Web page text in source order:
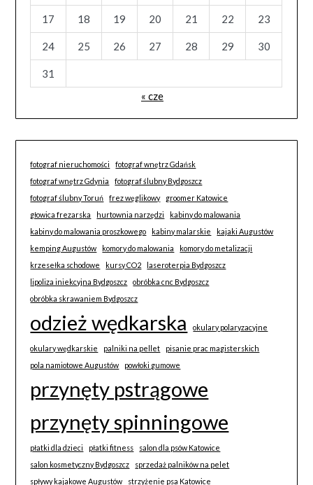
17 18 19 20 21 22 23
24 25 26 27 28 29 30
31
« cze
fotograf nieruchomości
fotograf wnętrz Gdańsk
fotograf wnętrz Gdynia
fotograf ślubny Bydgoszcz
fotograf ślubny Toruń
frez węglikowy
groomer Katowice
głowica frezarska
hurtownia narzędzi
kabiny do malowania
kabiny do malowania proszkowego
kabiny malarskie
kajaki Augustów
kemping Augustów
komory do malowania
komory do metalizacji
krzesełka schodowe
kursy CO2
laseroterpia Bydgoszcz
lipoliza iniekcyjna Bydgoszcz
obróbka cnc Bydgoszcz
obróbka skrawaniem Bydgoszcz
odzież wędkarska okulary polaryzacyjne
okulary wędkarskie palniki na pellet
pisanie prac magisterskich
pola namiotowe Augustów
powłoki gumowe
przynęty pstrągowe
przynęty spinningowe
płatki dla dzieci płatki fitness
salon dla psów Katowice
salon kosmetyczny Bydgoszcz
sprzedaż palników na pelet
spływy kajakowe Augustów
strzyżenie psa Katowice